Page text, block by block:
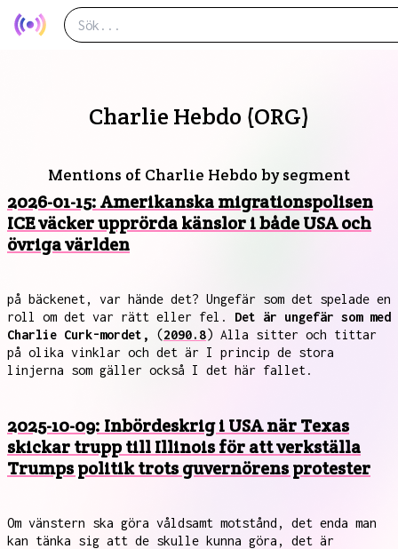
Charlie Hebdo (ORG)
Mentions of Charlie Hebdo by segment
2026-01-15: Amerikanska migrationspolisen
ICE väcker upprörda känslor i både USA och
övriga världen
på bäckenet, var hände det? Ungefär som det spelade en
roll om det var rätt eller fel. Det är ungefär som med
Charlie Curk-mordet,
(2090.8) Alla sitter och tittar
på olika vinklar och det är I princip de stora
linjerna som gäller också I det här fallet.
2025-10-09: Inbördeskrig i USA när Texas
skickar trupp till Illinois för att verkställa
Trumps politik trots guvernörens protester
Om vänstern ska göra våldsamt motstånd, det enda man
kan tänka sig att de skulle kunna göra, det är